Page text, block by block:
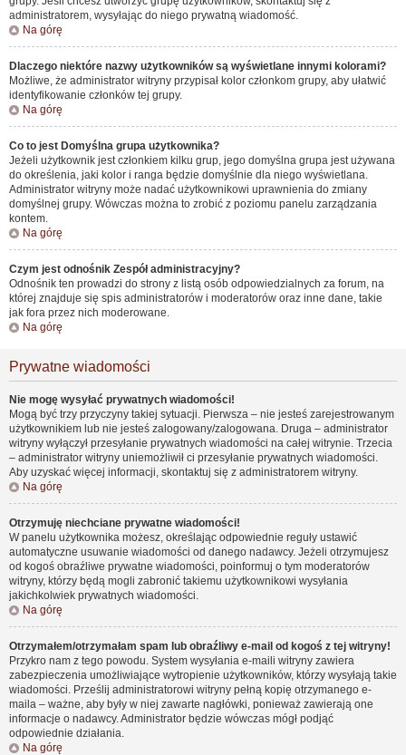
administratorem, wysyłając do niego prywatną wiadomość.
Na górę
Dlaczego niektóre nazwy użytkowników są wyświetlane innymi kolorami?
Możliwe, że administrator witryny przypisał kolor członkom grupy, aby ułatwić
identyfikowanie członków tej grupy.
Na górę
Co to jest Domyślna grupa użytkownika?
Jeżeli użytkownik jest członkiem kilku grup, jego domyślna grupa jest używana
do określenia, jaki kolor i ranga będzie domyślnie dla niego wyświetlana.
Administrator witryny może nadać użytkownikowi uprawnienia do zmiany
domyślnej grupy. Wówczas można to zrobić z poziomu panelu zarządzania
kontem.
Na górę
Czym jest odnośnik Zespół administracyjny?
Odnośnik ten prowadzi do strony z listą osób odpowiedzialnych za forum, na
której znajduje się spis administratorów i moderatorów oraz inne dane, takie
jak fora przez nich moderowane.
Na górę
Prywatne wiadomości
Nie mogę wysyłać prywatnych wiadomości!
Mogą być trzy przyczyny takiej sytuacji. Pierwsza – nie jesteś zarejestrowanym
użytkownikiem lub nie jesteś zalogowany/zalogowana. Druga – administrator
witryny wyłączył przesyłanie prywatnych wiadomości na całej witrynie. Trzecia
– administrator witryny uniemożliwił ci przesyłanie prywatnych wiadomości.
Aby uzyskać więcej informacji, skontaktuj się z administratorem witryny.
Na górę
Otrzymuję niechciane prywatne wiadomości!
W panelu użytkownika możesz, określając odpowiednie reguły ustawić
automatyczne usuwanie wiadomości od danego nadawcy. Jeżeli otrzymujesz
od kogoś obraźliwe prywatne wiadomości, poinformuj o tym moderatorów
witryny, którzy będą mogli zabronić takiemu użytkownikowi wysyłania
jakichkolwiek prywatnych wiadomości.
Na górę
Otrzymałem/otrzymałam spam lub obraźliwy e-mail od kogoś z tej witryny!
Przykro nam z tego powodu. System wysyłania e-maili witryny zawiera
zabezpieczenia umożliwiające wytropienie użytkowników, którzy wysyłają takie
wiadomości. Prześlij administratorowi witryny pełną kopię otrzymanego e-
maila – ważne, aby były w niej zawarte nagłówki, ponieważ zawierają one
informacje o nadawcy. Administrator będzie wówczas mógł podjąć
odpowiednie działania.
Na górę